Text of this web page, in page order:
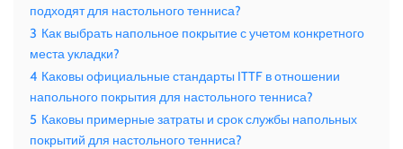
подходят для настольного тенниса?
3 Как выбрать напольное покрытие с учетом конкретного
места укладки?
4 Каковы официальные стандарты ITTF в отношении
напольного покрытия для настольного тенниса?
5 Каковы примерные затраты и срок службы напольных
покрытий для настольного тенниса?